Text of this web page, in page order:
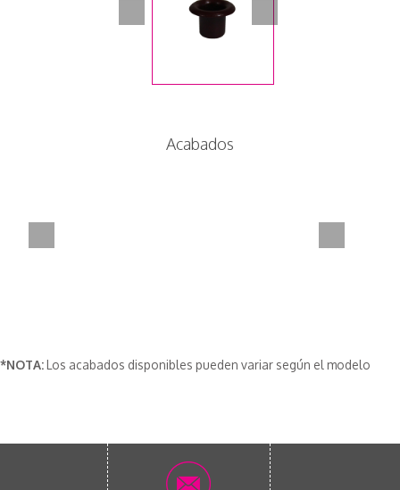
Acabados
*NOTA:Los acabados disponibles pueden variar según el modelo